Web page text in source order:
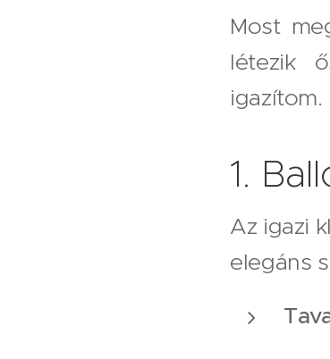
Most
létezik
igazítom.
1.
Az igazi
elegáns